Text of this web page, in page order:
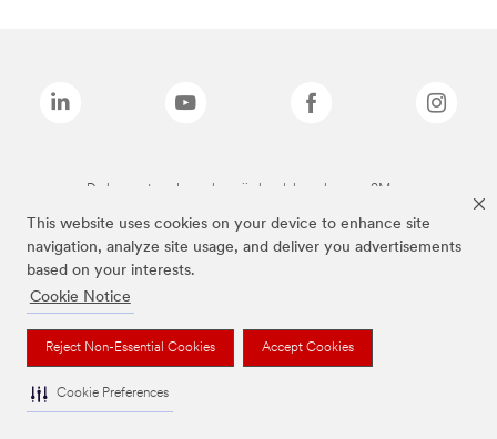
This website uses cookies on your device to enhance site
navigation, analyze site usage, and deliver you advertisements
based on your interests.
Cookie Notice
Reject Non-Essential Cookies Accept Cookies
Cookie Preferences
De bovenstaande merken zijn handelsmerken van 3M.we